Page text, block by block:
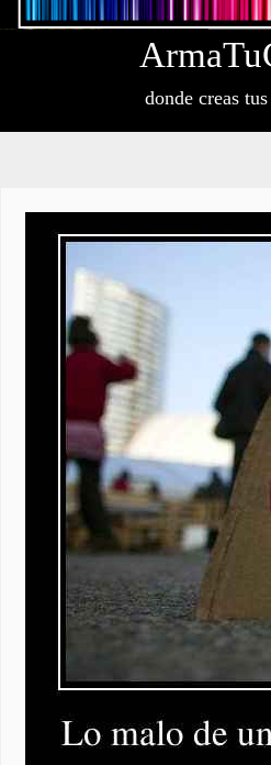
ArmaTu
donde creas